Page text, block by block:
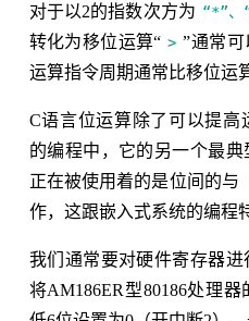
对于以2的指数次方为 “*”、
转化为移位运算“ > ”通常
运算指令周期通常比移位运
C语言位运算除了可以提高
的编程中，它的另一个最
正在被使用着的是位间的与
作，这跟嵌入式系统的编程
我们通常要对硬件寄存器
将AM186ER型80186处理